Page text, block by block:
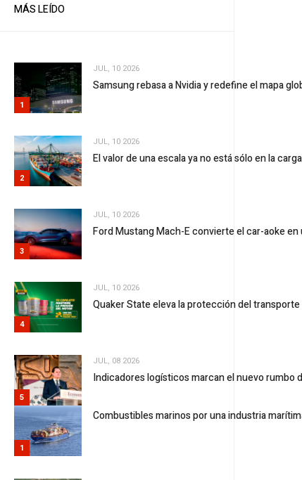
MÁS LEÍDO
1
JUL, 10 2026
Samsung rebasa a Nvidia y redefine el mapa
2
JUL, 10 2026
El valor de una escala ya no está sólo en la carga
3
JUL, 10 2026
Ford Mustang Mach-E convierte el car-aoke
4
JUL, 10 2026
Quaker State eleva la protección del
5
JUL, 08 2026
Indicadores logísticos marcan el nuevo rumbo
1
Combustibles marinos por una industria